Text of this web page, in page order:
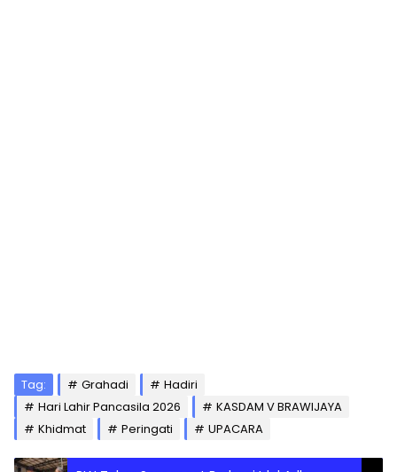
Tag: Grahadi
Hadiri
Hari Lahir Pancasila 2026
KASDAM V BRAWIJAYA
Khidmat
Peringati UPACARA